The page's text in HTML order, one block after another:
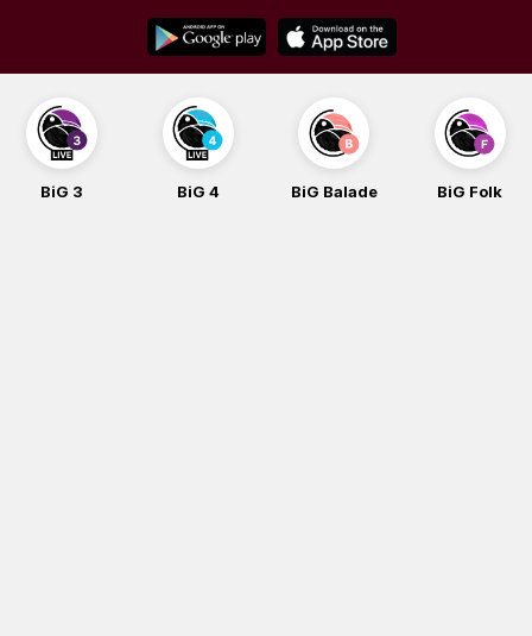
content
BiG 3 BiG 4 BiG Balade BiG Folk